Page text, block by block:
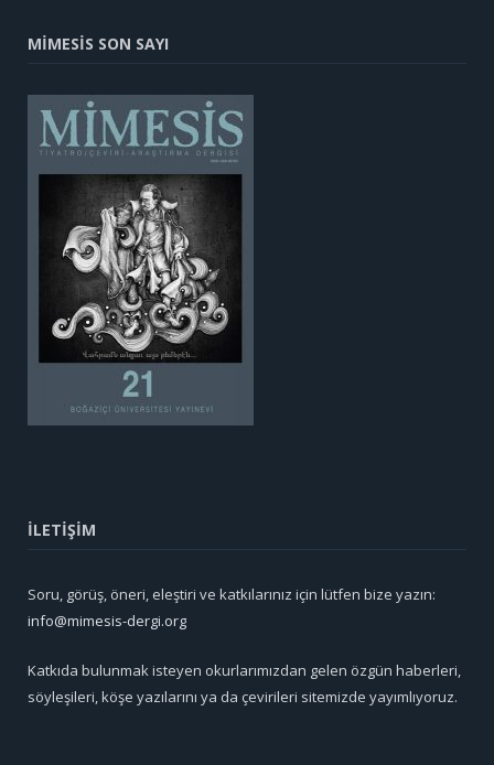
MİMESİS SON SAYI
İLETİŞİM
Soru, görüş, öneri, eleştiri ve katkılarınız için lütfen bize yazın:
info@mimesis-dergi.org
Katkıda bulunmak isteyen okurlarımızdan gelen özgün haberleri,
söyleşileri, köşe yazılarını ya da çevirileri sitemizde yayımlıyoruz.